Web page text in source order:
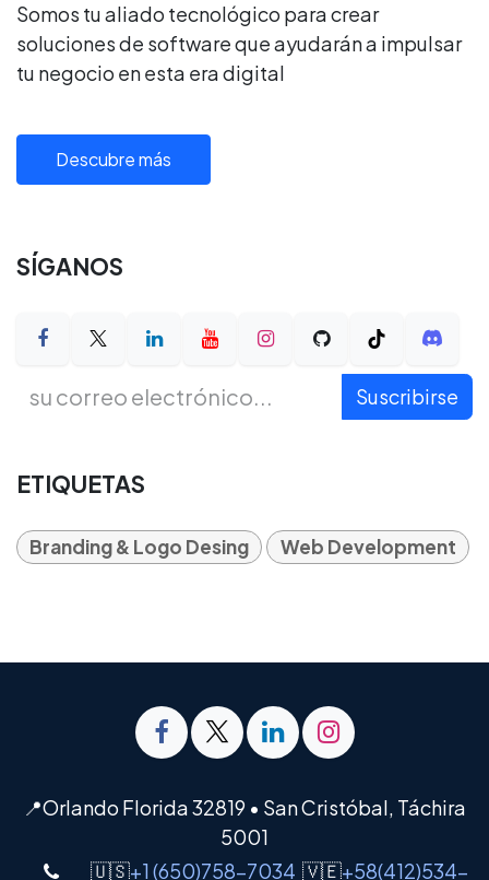
Somos tu aliado tecnológico para crear
soluciones de software que ayudarán a impulsar
tu negocio en esta era digital
Descubre más
SÍGANOS
Suscribirse
ETIQUETAS
Branding & Logo Desing Web Development
📍Orlando Florida 32819 • San Cristóbal, Táchira
5001
🇺🇸+1 (650)758-7034 🇻🇪+58(412)534-